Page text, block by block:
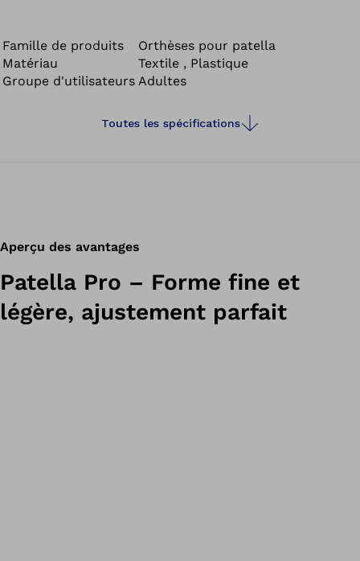
Famille de produits
Orthèses pour patella
Matériau
Textile , Plastique
Groupe d'utilisateurs Adultes
Toutes les spécifications
Aperçu des avantages
Patella Pro – Forme fine et
légère, ajustement parfait